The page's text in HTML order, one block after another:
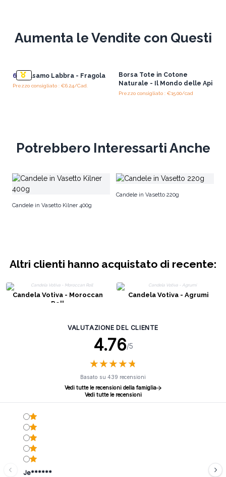
Aumenta le Vendite con Questi
6x Balsamo Labbra - Fragola
Prezzo consigliato : €6.24/Cad.
Borsa Tote in Cotone
Naturale - Il Mondo delle Api
Prezzo consigliato : €15.00/cad
Potrebbero Interessarti Anche
Candele in Vasetto Kilner 400g
Candele in Vasetto 220g
Altri clienti hanno acquistato di recente:
Candela Votiva - Moroccan
Roll
Candela Votiva - Agrumi
VALUTAZIONE DEL CLIENTE
4.76/5
★★★★★
★★★★★
Basato su 439 recensioni
Vedi tutte le recensioni della famiglia
Vedi tutte le recensioni
Je******